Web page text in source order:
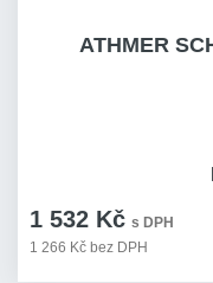
ATHMER
1 532 Kč s DPH
1 266 Kč bez DPH